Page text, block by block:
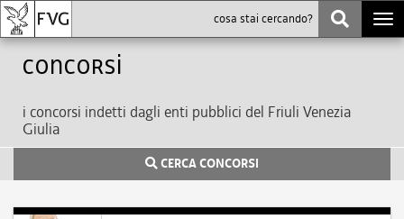
Concorsi
i concorsi indetti dagli enti pubblici del Friuli Venezia
Giulia
CERCA CONCORSI